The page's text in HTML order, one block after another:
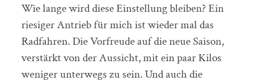
Wie lange wird diese Einstellung bleiben? Ein
riesiger Antrieb für mich ist wieder mal das
Radfahren. Die Vorfreude auf die neue Saison,
verstärkt von der Aussicht, mit ein paar Kilos
weniger unterwegs zu sein. Und auch die